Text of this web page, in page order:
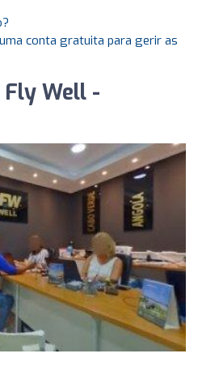
conta gratuita para gerir as
Fly Well -